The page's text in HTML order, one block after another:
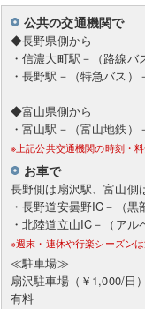
公共の交通機関で
◆長野県側から
・信濃大町駅－（路線
・長野駅－（特急バス
◆富山県側から
・富山駅－（富山地鉄
※上記公共交通機関の時刻・
お車で
長野側は扇沢駅、富山側
・長野道安曇野IC－（
・北陸道立山IC－（ア
※週末・連休や行楽シーズン
≪駐車場≫
扇沢駐車場（￥1,000/日
有料